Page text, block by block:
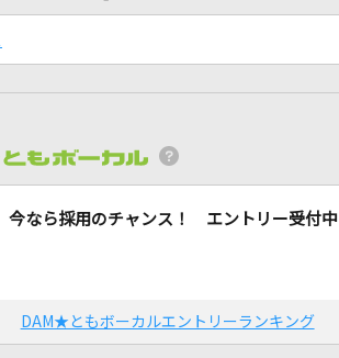
今なら採用のチャンス！ エントリー受付中
DAM★ともボーカルエントリーランキング